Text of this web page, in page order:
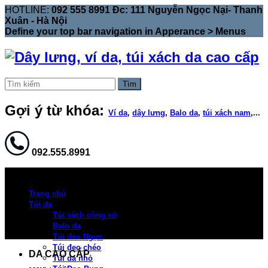
HOTLINE: 092 555 8991 Đc: 111 Nguyễn Ngọc Nại- Thanh
Xuân - Hà Nội
Define your top bar navigation in Apperance > Menus
Tìm
Gợi ý từ khóa: Ví da, dây lưng, Balo da, túi xách nam,...
092.555.8991
Trang chủ
Túi da
Túi xách công sở
Balo da
Túi đeo Ngực
Túi đeo chéo
Túi da nhỏ
DA CAO CẤP